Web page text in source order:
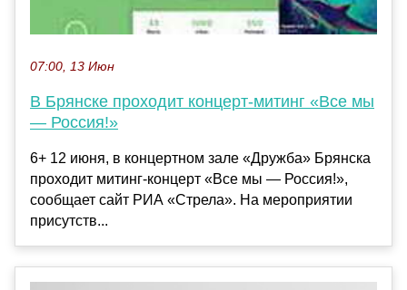
07:00, 13 Июн
В Брянске проходит концерт-митинг «Все мы
— Россия!»
6+ 12 июня, в концертном зале «Дружба» Брянска
проходит митинг-концерт «Все мы — Россия!»,
сообщает сайт РИА «Стрела». На мероприятии
присутств...